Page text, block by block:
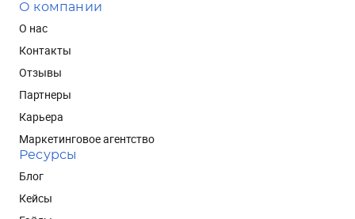
О компании
О нас
Контакты
Отзывы
Партнеры
Карьера
Маркетинговое агентство
Ресурсы
Блог
Кейсы